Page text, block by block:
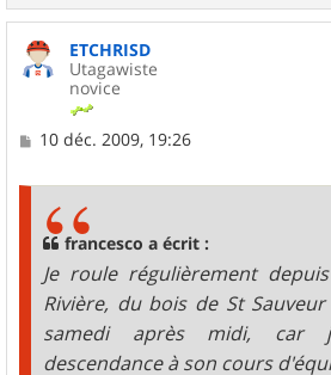
ETCHRISD
Utagawiste
novice
M10 déc. 2009, 19:26
francesco a écrit :
Je roule régulièrement
Rivière, du bois de St Sauveur
samedi après midi, car
descendance à son cours